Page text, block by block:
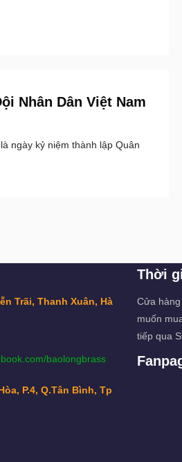
Nhân Dân Việt Nam
ngày kỷ niệm thành lập Quân
Trãi, Thanh Xuân, Hà
baolongbrass
P.4, Q.Tân Bình, Tp
Thời
Cửa
muốn
tiếp qua